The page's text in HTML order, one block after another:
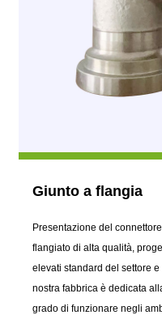
Giunto a flangia
Presentazione del
flangiato di alta qualità,
elevati standard del settore
nostra fabbrica è dedicata
grado di funzionare negli